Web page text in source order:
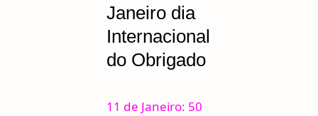
Janeiro dia
Internacional
do Obrigado
11 de Janeiro: 50